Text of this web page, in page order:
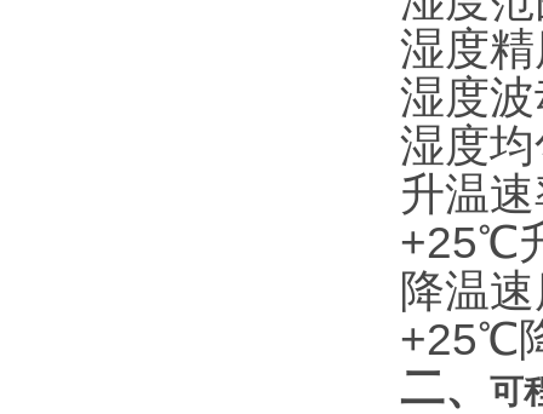
湿度
湿度
湿度
升温
+25℃
降温
+25℃
二、 可